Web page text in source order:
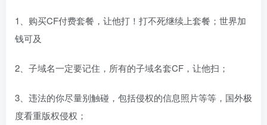
1、购买CF付费套餐，让他打！打不死继续上套餐； 世界加
钱可及
2、子域名一定要记住，所有的子域名套CF，让他扫；
3、违法的你尽量别触碰，包括侵权的信息照片等等，国外极
度看重版权侵权；